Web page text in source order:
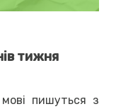
тижня
пишуться з